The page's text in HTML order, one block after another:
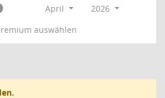
April
2026
auswählen